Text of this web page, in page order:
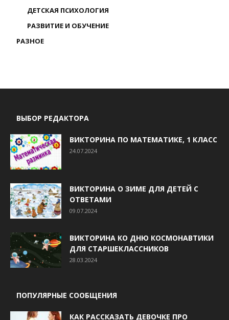
ДЕТСКАЯ ПСИХОЛОГИЯ
РАЗВИТИЕ И ОБУЧЕНИЕ
РАЗНОЕ
ВЫБОР РЕДАКТОРА
ВИКТОРИНА ПО МАТЕМАТИКЕ, 1 КЛАСС
24.07.2024
ВИКТОРИНА О ЗИМЕ ДЛЯ ДЕТЕЙ С
ОТВЕТАМИ
09.07.2024
ВИКТОРИНА КО ДНЮ КОСМОНАВТИКИ
ДЛЯ СТАРШЕКЛАССНИКОВ
28.03.2024
ПОПУЛЯРНЫЕ СООБЩЕНИЯ
КАК РАССКАЗАТЬ ДЕВОЧКЕ ПРО